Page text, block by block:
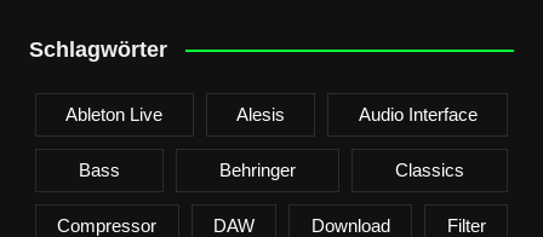
Schlagwörter
Ableton Live Alesis Audio Interface
Bass Behringer Classics
Compressor DAW Download Filter